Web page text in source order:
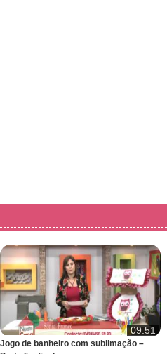
09:51
Jogo de banheiro com sublimação –